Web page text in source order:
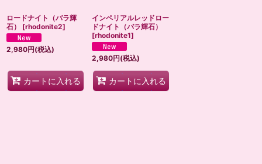
ロードナイト（バラ輝
石）
[rhodonite2]
2,980円(税込)
カートに入れる
インペリアルレッドロー
ドナイト（バラ輝石）
[rhodonite1]
2,980円(税込)
カートに入れる